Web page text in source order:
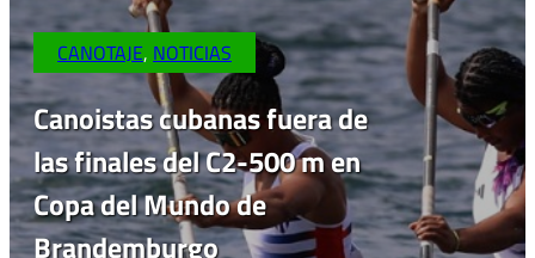
CANOTAJE, NOTICIAS
Canoistas cubanas fuera de
las finales del C2-500 m en
Copa del Mundo de
Brandemburgo